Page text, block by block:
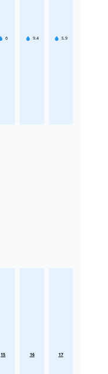
6 9.4 5.9
15 16 17